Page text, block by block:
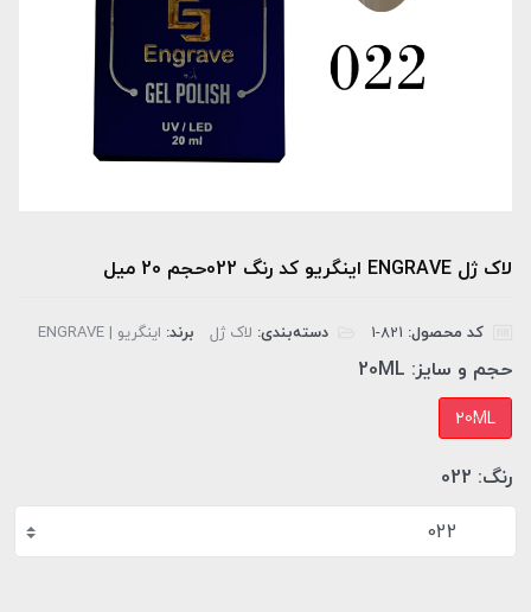
لاک ژل ENGRAVE اینگریو کد رنگ 022حجم 20 میل
کد محصول: دسته‌بندی: لاک ژل برند: اینگریو | ENGRAVE
حجم و سایز: 20ML
20ML
رنگ: 022
022